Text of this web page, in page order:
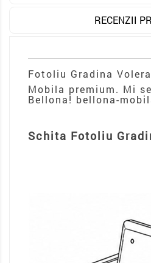
RECENZII
Fotoliu Gradina
Mobila premium. Mi
Bellona! bellona-
Schita Fotoliu